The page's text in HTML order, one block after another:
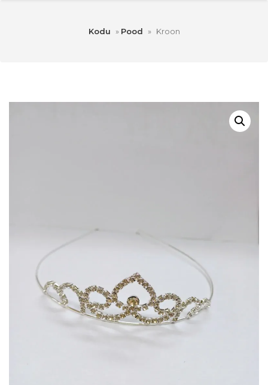
Kodu » Pood » Kroon